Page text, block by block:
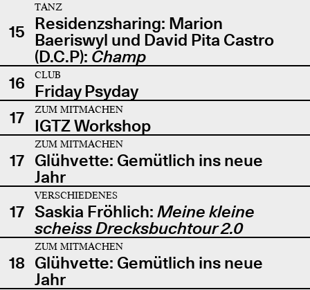
15
TANZ
Residenzsharing: Marion
Baeriswyl und David Pita Castro
(D.C.P): Champ
16
CLUB
Friday Psyday
17
ZUM MITMACHEN
IGTZ Workshop
17
ZUM MITMACHEN
Glühvette: Gemütlich ins neue
Jahr
17
VERSCHIEDENES
Saskia Fröhlich: Meine kleine
scheiss Drecksbuchtour 2.0
18
ZUM MITMACHEN
Glühvette: Gemütlich ins neue
Jahr